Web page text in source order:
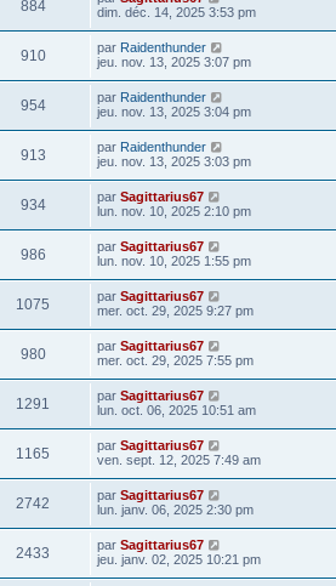
884
dim. déc. 14, 2025 3:53 pm
910 par Raidenthunder
jeu. nov. 13, 2025 3:07 pm
954 par Raidenthunder
jeu. nov. 13, 2025 3:04 pm
913 par Raidenthunder
jeu. nov. 13, 2025 3:03 pm
934 par Sagittarius67
lun. nov. 10, 2025 2:10 pm
986 par Sagittarius67
lun. nov. 10, 2025 1:55 pm
1075 par Sagittarius67
mer. oct. 29, 2025 9:27 pm
980 par Sagittarius67
mer. oct. 29, 2025 7:55 pm
1291 par Sagittarius67
lun. oct. 06, 2025 10:51 am
1165 par Sagittarius67
ven. sept. 12, 2025 7:49 am
2742 par Sagittarius67
lun. janv. 06, 2025 2:30 pm
2433 par Sagittarius67
jeu. janv. 02, 2025 10:21 pm